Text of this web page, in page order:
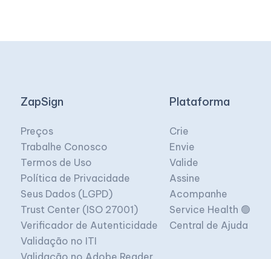
ZapSign
Preços
Trabalhe Conosco
Termos de Uso
Política de Privacidade
Seus Dados (LGPD)
Trust Center (ISO 27001)
Verificador de Autenticidade
Validação no ITI
Validação no Adobe Reader
Plataforma
Crie
Envie
Valide
Assine
Acompanhe
Service Health 🟢
Central de Ajuda